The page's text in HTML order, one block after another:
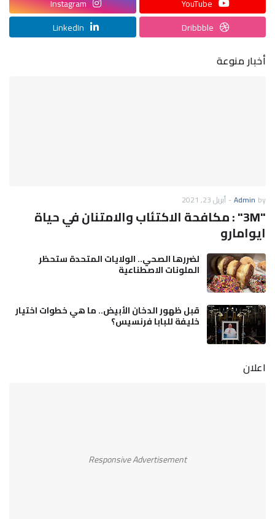
YouTube
Instagram
Dribbble
LinkedIn
أخبار منوعة
by
Admin
- أبريل 23, 2021
"3M" : مكافحة الاكتئاب والامتنان في حياة
ايوامارو
لضررها الصحي.. الولايات المتحدة ستحظر
الملونات الاصطناعية
قبل ظهور الدخان الأبيض.. ما هي خطوات اختيار
خليفة للبابا فرنسيس؟
اعلان
Responsive Advertisement